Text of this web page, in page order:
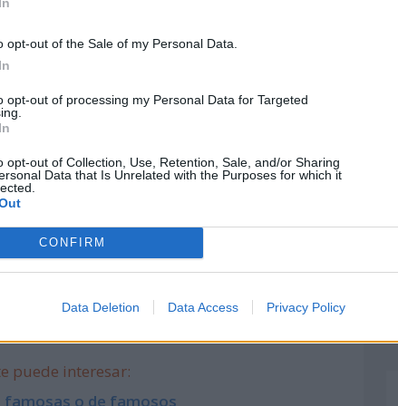
opt-out of the Sale of my Personal Data.
opt-out of processing my Personal Data for Targeted
opt-out of Collection, Use, Retention, Sale, and/or Sharing
Data that Is Unrelated with the Purposes for which it
CONFIRM
Data Deletion Data Access Privacy Policy
de la Religión?
partir del año 1950, gracias a la llamada
Bahai en Estados Unidos.
cuyo líder espiritual y fundador
persa. Las enseñanzas impartidas por
unidad y la fuente principal de todas las
puede interesar:
famosas o de famosos